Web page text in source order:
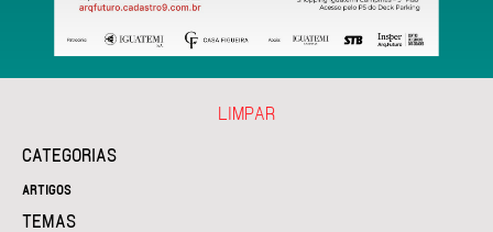
CATEGORIAS
ARTIGOS
TEMAS
LIMPAR